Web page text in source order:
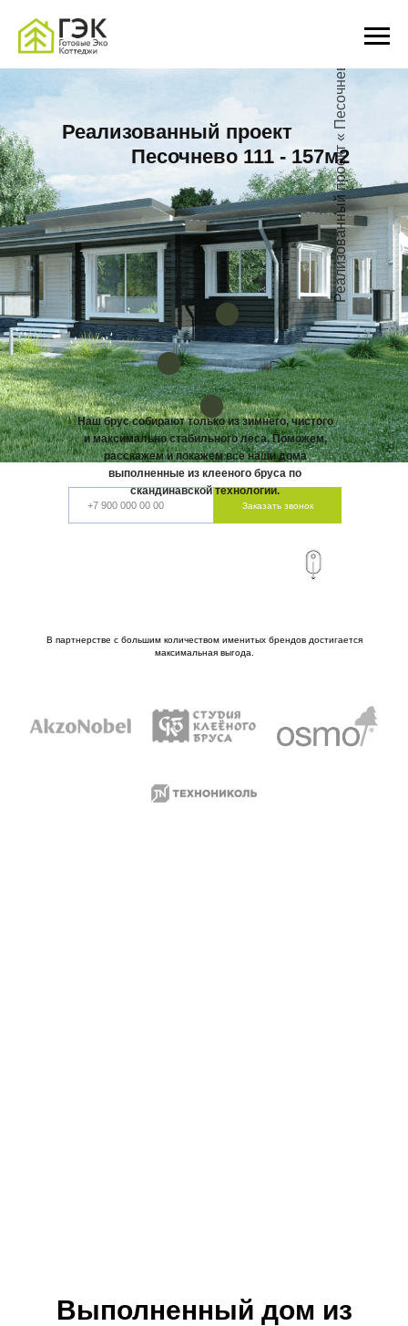
Реализованный проект
Заказать звонок
Наш брус собирают только из зимнего, чистого
и максимально стабильного леса. Поможем,
расскажем и покажем все наши дома
выполненные из клееного бруса по
скандинавской технологии.
Песочнево 111 - 157м2
Реализованный проект « Песочнево»
В партнерстве с большим количеством именитых брендов достигается
максимальная выгода.
Выполненный дом из